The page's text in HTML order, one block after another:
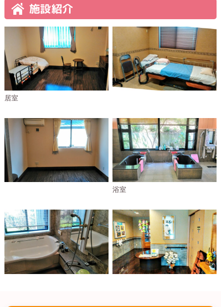
施設紹介
居室
浴室